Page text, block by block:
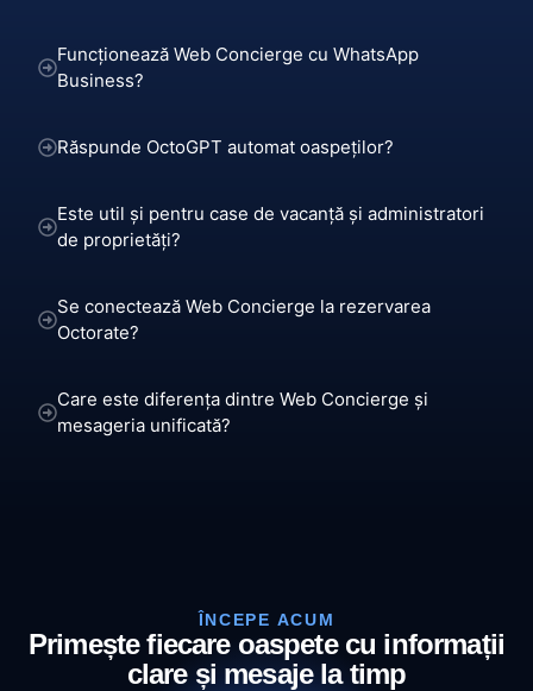
Funcționează Web Concierge cu WhatsApp
Business?
Răspunde OctoGPT automat oaspeților?
Este util și pentru case de vacanță și administratori
de proprietăți?
Se conectează Web Concierge la rezervarea
Octorate?
Care este diferența dintre Web Concierge și
mesageria unificată?
ÎNCEPE ACUM
Primește fiecare oaspete cu informații
clare și mesaje la timp